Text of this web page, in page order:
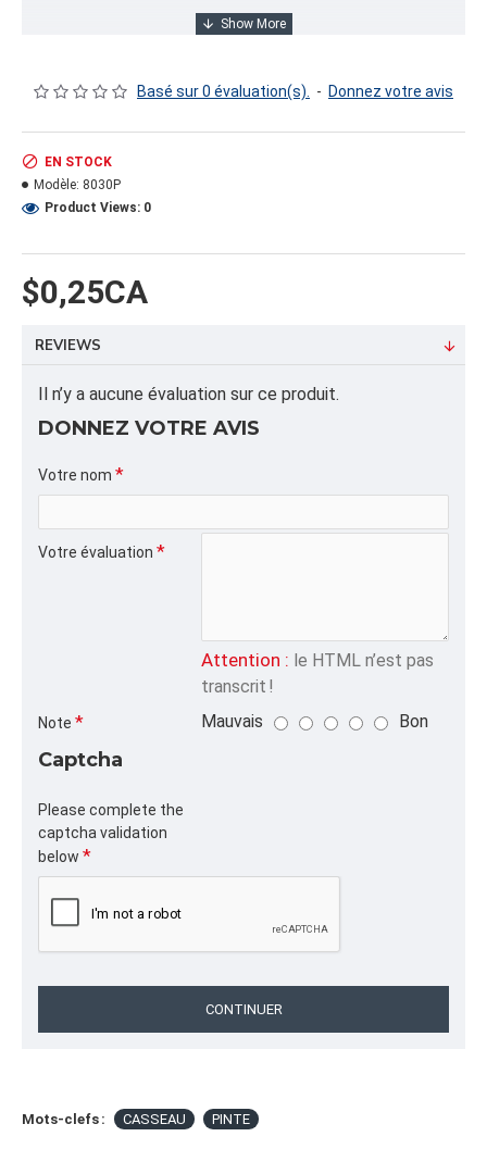
INFORMATION PRODUIT
FORMAT DU PRODUIT
Dimension: 26.5x15x20.5
Poids: 30.03
Volume cubique: 4.71 pieds cubes
FORMAT DE PALETTE
Dimension/pallet: 48X40X96
CASSEAU,PINTE,,
CATÉGORIE
Coffres à Framboises,Barquettes Aluminium
Basé sur 0 évaluation(s). - Donnez votre avis
$0,25CA
EN STOCK
Modèle: 8030P
Product Views: 0
REVIEWS
Il n’y a aucune évaluation sur ce produit.
DONNEZ VOTRE AVIS
Votre nom
Votre évaluation
Attention : le HTML n’est pas
transcrit !
Note Mauvais Bon
Captcha
Please complete the
captcha validation
below
CONTINUER
Mots-clefs : CASSEAU PINTE